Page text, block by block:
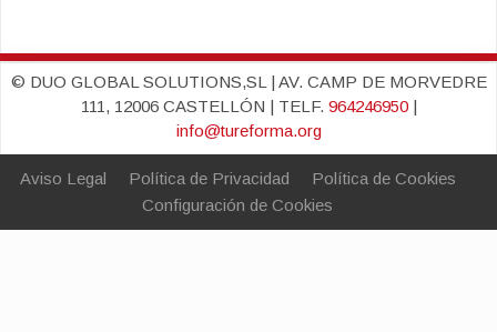
© DUO GLOBAL SOLUTIONS,SL | AV. CAMP DE MORVEDRE
111, 12006 CASTELLÓN | TELF. 964246950|
info@tureforma.org
Aviso Legal Política de Privacidad
Política de Cookies
Configuración de Cookies